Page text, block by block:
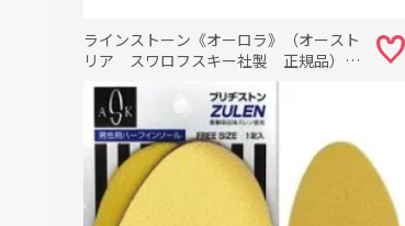
ラインストーン《オーロラ》（オースト
リア スワロフスキー社製 正規品）在
庫限り・サイズ5から40まで